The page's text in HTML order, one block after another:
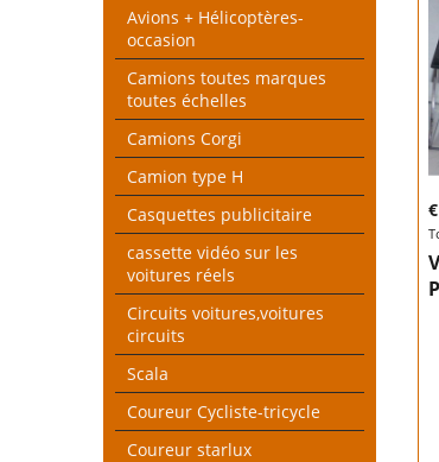
Avions + Hélicoptères-
occasion
Camions toutes marques
toutes échelles
Camions Corgi
Camion type H
Casquettes publicitaire
cassette vidéo sur les
voitures réels
Circuits voitures,voitures
circuits
Scala
Coureur Cycliste-tricycle
Coureur starlux
€